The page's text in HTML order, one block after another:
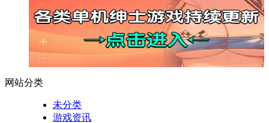
网站分类
未分类
游戏资讯